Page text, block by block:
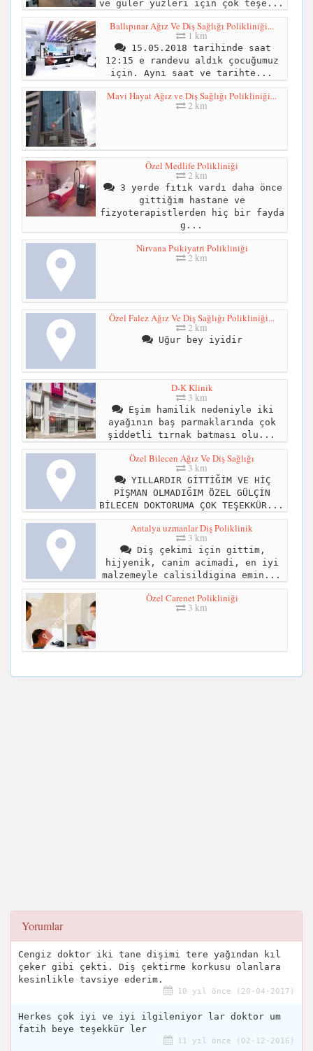
ve güler yüzleri için çok teşe...
Ballıpınar Ağız Ve Diş Sağlığı Polikliniği...
1 km
15.05.2018 tarihinde saat
12:15 e randevu aldık çocuğumuz
için. Aynı saat ve tarihte...
Mavi Hayat Ağız ve Diş Sağlığı Polikliniği...
2 km
Özel Medlife Polikliniği
2 km
3 yerde fıtık vardı daha önce
gittiğim hastane ve
fizyoterapistlerden hiç bir fayda
g...
Nirvana Psikiyatri Polikliniği
2 km
Özel Falez Ağız Ve Diş Sağlığı Polikliniği...
2 km
Uğur bey iyidir
D-K Klinik
3 km
Eşim hamilik nedeniyle iki
ayağının baş parmaklarında çok
şiddetli tırnak batması olu...
Özel Bilecen Ağız Ve Diş Sağlığı
3 km
YILLARDIR GİTTİĞİM VE HİÇ
PİŞMAN OLMADIĞIM ÖZEL GÜLÇİN
BİLECEN DOKTORUMA ÇOK TEŞEKKÜR...
Antalya uzmanlar Diş Poliklinik
3 km
Diş çekimi için gittim,
hijyenik, canim acimadi, en iyi
malzemeyle calisildigina emin...
Özel Carenet Polikliniği
3 km
Yorumlar
Cengiz doktor iki tane dişimi tere yağından kıl
çeker gibi çekti. Diş çektirme korkusu olanlara
kesinlikle tavsiye ederim.
10 yıl önce (20-04-2017)
Herkes çok iyi ve iyi ilgileniyor lar doktor um
fatih beye teşekkür ler
11 yıl önce (02-12-2016)